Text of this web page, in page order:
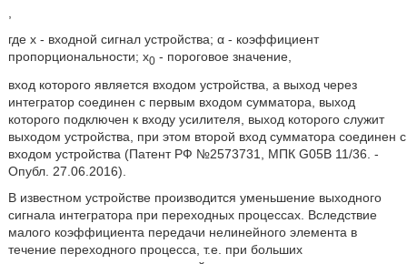
где x - входной сигнал устройства; α - коэффициент
пропорциональности; х0- пороговое значение,
вход которого является входом устройства, а выход через
интегратор соединен с первым входом сумматора, выход
которого подключен к входу усилителя, выход которого служит
выходом устройства, при этом второй вход сумматора соединен с
входом устройства (Патент РФ №2573731, МПК G05B 11/36. -
Опубл. 27.06.2016).
В известном устройстве производится уменьшение выходного
сигнала интегратора при переходных процессах. Вследствие
малого коэффициента передачи нелинейного элемента в
течение переходного процесса, т.е. при больших